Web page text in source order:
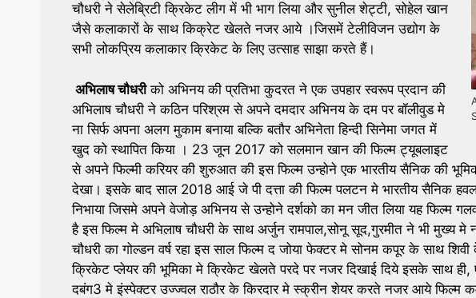
चौधरी ने सेलेब्रिटी क्रिकेट लीग में भी भाग लिया और सुनील शेट्टी, सोहेल खान
जैसे कलाकारों के साथ किक्रेट खेलते नजर आये ।जिसमें टेलीविजन उद्योग के
सभी लोकप्रिय कलाकार क्रिकेट के लिए उत्साह साझा करते हैं।
अभिलाष चौधरीको अभिनय की प्रतिभा कुदरत ने एक उपहार स्वरूप प्रदान की
अभिलाष चौधरी ने कठिन परिश्रम से अपने दमदार अभिनय के दम पर बॉलीवुड मे
ना सिर्फ अपना अलग मुकाम बनाया बल्कि बतौर अभिनेता हिन्दी सिनेमा जगत में
खुद को स्थापित किया । 23 जून 2017 को सलमान खान की फिल्म ट्यूबलाइट
से अपने फिल्मी करियर की शुरुआत की इस फिल्म उन्होने एक भारतीय सैनिक की
देखा। इसके बाद साल 2018 आई जे पी दत्ता की फिल्म पलटन मे भारतीय सैनिक
निभाया जिसमे अपने वेजोड़ अभिनय से उन्होने दर्शको का मन जीत लिया यह फिल्म
है इस फिल्म मे अभिलाष चौधरी के साथ अर्जुन रामपाल,सोनू सूद,गुरमीत ने भी मुख्य
चौधरी का गोल्डन वर्ष रहा इस साल फिल्म द जोया फेक्टर मे सोनम कपूर के साथ
क्रिकेट प्लेयर की भूमिका मे क्रिकेट खेलते परदे पर नजर दिखाई दिये इसके साथ ही,
दबंग3 मे इंस्पेक्टर उज्ज्वल राठौर के किरदार मे स्क्रीन शेयर करते नजर आये फिल्म